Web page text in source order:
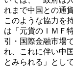
れまで中国との通
このような協力を
は「元貨のＩＭＦ
引・国際金融市場
れ、これに伴い中
とみられる」とし